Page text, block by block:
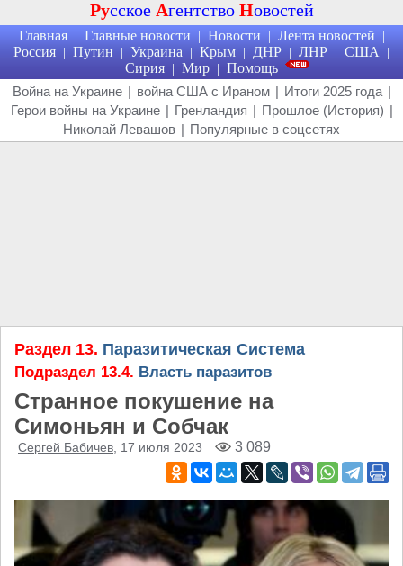
Русское Агентство Новостей
Главная | Главные новости | Новости | Лента новостей |
Россия | Путин | Украина | Крым | ДНР | ЛНР | США |
Сирия | Мир | Помощь
Война на Украине | война США с Ираном | Итоги 2025 года |
Герои войны на Украине | Гренландия | Прошлое (История) |
Николай Левашов | Популярные в соцсетях
Раздел 13. Паразитическая Система
Подраздел 13.4. Власть паразитов
Странное покушение на
Симоньян и Собчак
Сергей Бабичев , 17 июля 2023 3 089